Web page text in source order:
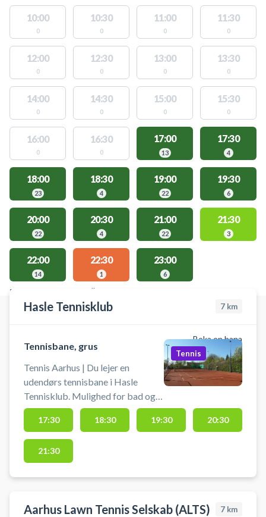
10:00
0
10:30
0
11:00
0
11:30
0
12:00
0
12:30
0
13:00
0
13:30
0
14:00
0
14:30
0
15:00
0
15:30
0
16:00
0
16:30
0
17:00
13
17:30
4
18:00
23
18:30
4
19:00
22
19:30
6
20:00
22
20:30
4
21:00
22
21:30
3
22:00
14
22:30
1
23:00
6
PLATSER MED TILLGÄNGLIGA AKTIVITETER
Hasle Tennisklub 7 km
Boka en bana
Tennisbane, grus
Tennis Aarhus | Du lejer en
udendørs tennisbane i Hasle
Tennisklub. Mulighed for bad og
omklædning. Husk at efterlade
banen fejet og med rene linjer.
Reservationen kan afbestilles
indtil 30 minutter før banetimens
Tennis
17:30 18:30 19:30 20:30
21:30
Aarhus Lawn Tennis Selskab (ALTS) 7 km